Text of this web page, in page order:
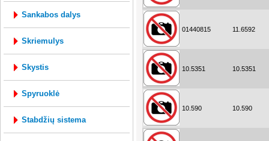
sankabos dalys
skriemulys
skystis
spyruoklė
stabdžių sistema
01440815 11.6592
10.5351 10.5351
10.590 10.590